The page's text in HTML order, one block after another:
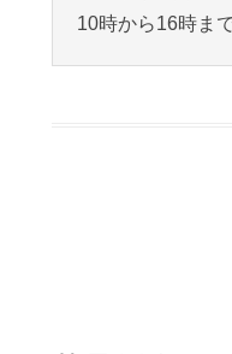
10時から16時ま